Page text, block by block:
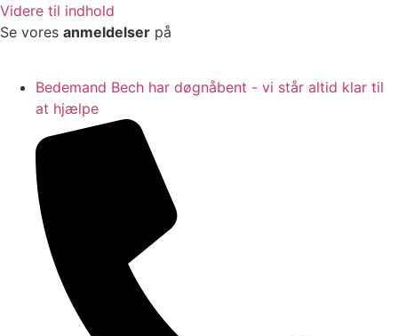
Videre til indhold
Se vores anmeldelser på
Bedemand Bech har døgnåbent - vi står altid klar til
at hjælpe